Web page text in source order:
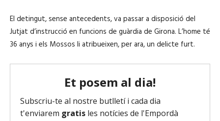
El detingut, sense antecedents, va passar a disposició del
Jutjat d’instrucció en funcions de guàrdia de Girona. L’home té
36 anys i els Mossos li atribueixen, per ara, un delicte furt.